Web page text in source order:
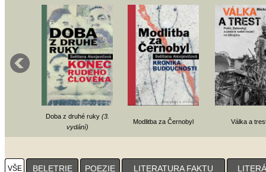
Doba z druhé ruky (3.
vydání)
Modlitba za Černobyl Válka a
1 2 3
4
VŠE
BELETRIE POEZIE LITERATURA FAKTU